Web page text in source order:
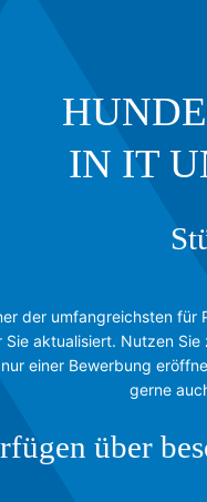
IN IT
der umfangreichsten für
aktualisiert. Nutzen
einer Bewerbung
gerne
über